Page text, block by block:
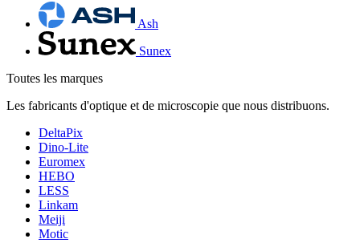
Ash
Sunex
Toutes les marques
Les fabricants d'optique et de microscopie que nous distribuons.
DeltaPix
Dino-Lite
Euromex
HEBO
LESS
Linkam
Meiji
Motic